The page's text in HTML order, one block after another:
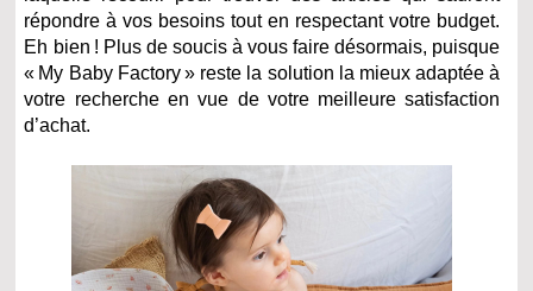
répondre à vos besoins tout en respectant votre budget.
Eh bien ! Plus de soucis à vous faire désormais, puisque
« My Baby Factory » reste la solution la mieux adaptée à
votre recherche en vue de votre meilleure satisfaction
d’achat.